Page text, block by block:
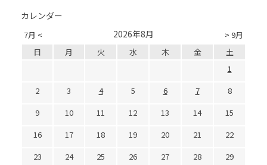
カレンダー
7月 < > 9月
2026年8月
日 月 火 水 木 金
土
1
2
3 4 5 6 7
8
9
10 11 12 13 14
15
16
17 18 19 20 21
22
23
24 25 26 27 28
29